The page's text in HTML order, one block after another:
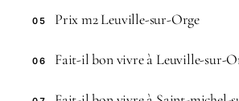
05 Prix m2 Leuville-sur-Orge
06 Fait-il bon vivre à Leuville-sur-